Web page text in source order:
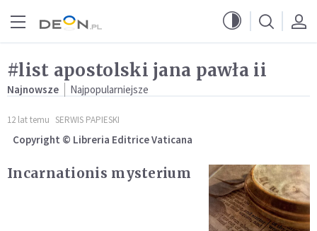
#list apostolski jana pawła ii
Najnowsze Najpopularniejsze
12 lat temu SERWIS PAPIESKI
Copyright © Libreria Editrice Vaticana
Incarnationis mysterium